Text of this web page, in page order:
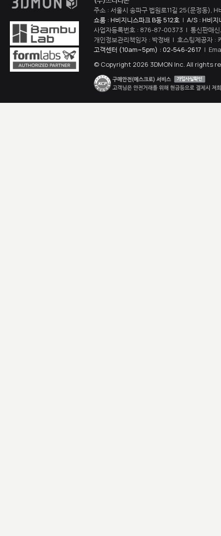
주소 : 서울시 송파구 법원로11길 25(문정동),
쇼룸 : H비지니스파크 B동 512호 | A/S : H비지
사업자등록번호 : 876-87-00373 | 통신판매
개인정보관리책임자 : 박정배 | 호스팅제공자 :
고객센터 (10am~5pm) : 02-546-2617 |
© Copyright 2026 3DMON Inc. All rights